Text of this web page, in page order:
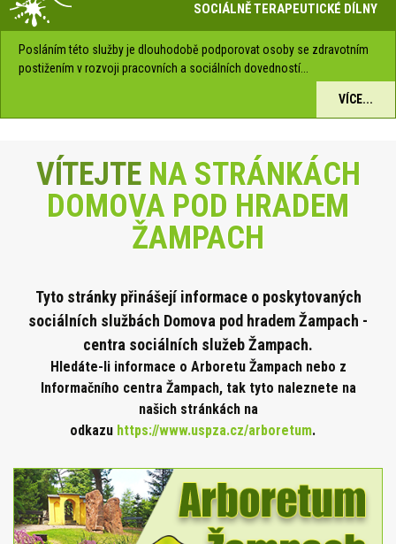
SOCIÁLNĚ TERAPEUTICKÉ DÍLNY
Posláním této služby je dlouhodobě podporovat osoby se zdravotním
postižením v rozvoji pracovních a sociálních dovedností...
VÍCE...
VÍTEJTENA STRÁNKÁCH
DOMOVA POD HRADEM
ŽAMPACH
Tyto stránky přinášejí informace o poskytovaných
sociálních službách Domova pod hradem Žampach -
centra sociálních služeb Žampach.
Hledáte-li informace o Arboretu Žampach nebo z
Informačního centra Žampach, tak tyto naleznete na
našich stránkách na
odkazu https://www.uspza.cz/arboretum.